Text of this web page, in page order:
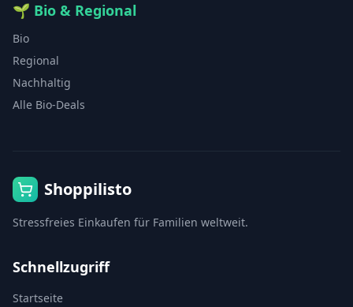
🌱 Bio & Regional
Bio
Regional
Nachhaltig
Alle Bio-Deals
Shoppilisto
Stressfreies Einkaufen für Familien weltweit.
Schnellzugriff
Startseite